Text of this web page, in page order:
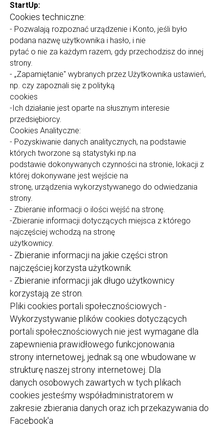
StartUp:
Cookies techniczne:
- Pozwalają rozpoznać urządzenie i Konto, jeśli było
podana nazwę użytkownika i hasło, i nie
pytać o nie za każdym razem, gdy przechodzisz do innej
strony.
- „Zapamiętanie" wybranych przez Użytkownika ustawień,
np. czy zapoznali się z polityką
cookies
-Ich działanie jest oparte na słusznym interesie
przedsiębiorcy.
Cookies Analityczne:
- Pozyskiwanie danych analitycznych, na podstawie
których tworzone są statystyki np.na
podstawie dokonywanych czynności na stronie, lokacji z
której dokonywane jest wejście na
stronę, urządzenia wykorzystywanego do odwiedzania
strony.
- Zbieranie informacji o ilości wejść na stronę.
-Zbieranie informacji dotyczących miejsca z którego
najczęściej wchodzą na stronę
użytkownicy.
- Zbieranie informacji na jakie części stron
najczęściej korzysta użytkownik.
- Zbieranie informacji jak długo użytkownicy
korzystają ze stron.
Pliki cookies portali społecznościowych -
Wykorzystywanie plików cookies dotyczących
portali społecznościowych nie jest wymagane dla
zapewnienia prawidłowego funkcjonowania
strony internetowej, jednak są one wbudowane w
strukturę naszej strony internetowej. Dla
danych osobowych zawartych w tych plikach
cookies jesteśmy współadministratorem w
zakresie zbierania danych oraz ich przekazywania do
Facebook'a